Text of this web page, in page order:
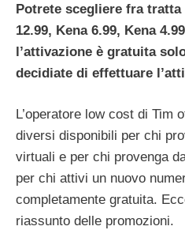
Potrete scegliere fra tratta
12.99, Kena 6.99, Kena
l’attivazione è gratuita
decidiate di effettuare
L’operatore low cost di Tim
diversi disponibili per chi
virtuali e per chi provenga
per chi attivi un nuovo
completamente gratuita.
riassunto delle promozioni.